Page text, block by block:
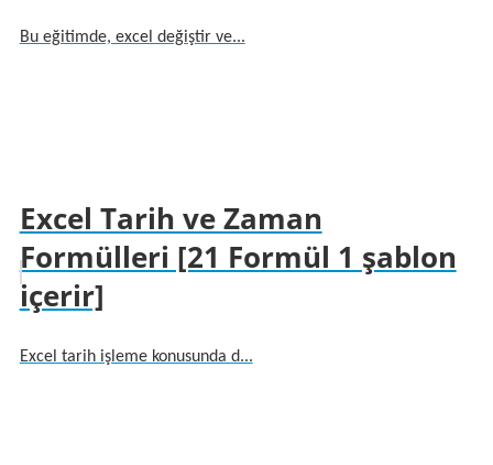
Bu eğitimde, excel değiştir ve...
Excel Tarih ve Zaman
Formülleri [21 Formül 1 şablon
içerir]
Excel tarih işleme konusunda d...